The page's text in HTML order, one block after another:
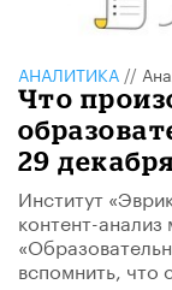
АНАЛИТИКА //
Что
29
Институт
контент-
вспомнить, что